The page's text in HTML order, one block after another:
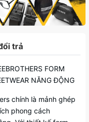
trả
FORM
NĂNG ĐỘNG
chính là mảnh ghép
phong cách